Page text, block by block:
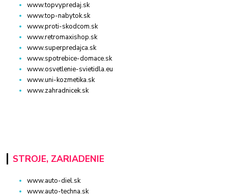
www.topvypredaj.sk
www.top-nabytok.sk
www.proti-skodcom.sk
www.retromaxishop.sk
www.superpredajca.sk
www.spotrebice-domace.sk
www.osvetlenie-svietidla.eu
www.uni-kozmetika.sk
www.zahradnicek.sk
STROJE, ZARIADENIE
www.auto-diel.sk
www.auto-techna.sk